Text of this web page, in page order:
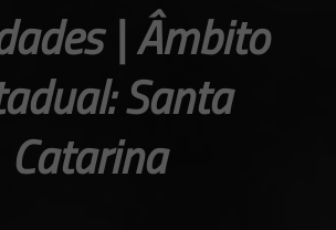
| Âmbito
Santa
Catarina